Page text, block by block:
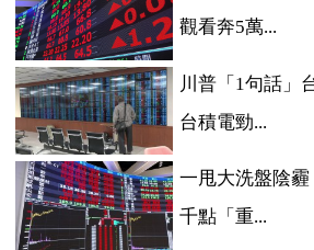
觀看奔5萬...
川普「1句話」
台積電勁...
一甩大洗盤陰
千點「重...